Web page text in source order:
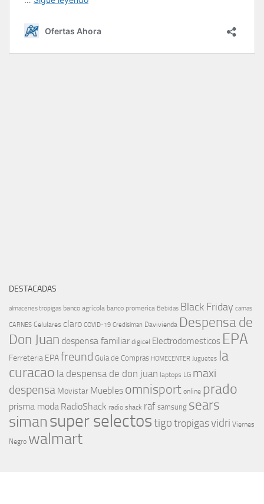
DESTACADAS
almacenes tropigas banco agricola banco promerica Bebidas Black Friday camas
CARNES Celulares claro COVID-19 Credisiman Davivienda Despensa de
Don Juan despensa familiar digicel Electrodomesticos EPA
Ferreteria EPAfreund Guia de Compras HOMECENTER Juguetes la
curacao la despensa de don juan laptops LG maxi
despensa Movistar Muebles omnisport online prado
prisma moda RadioShack radio shack raf samsung sears
simansuper selectostigotropigasvidri Viernes
Negro walmart